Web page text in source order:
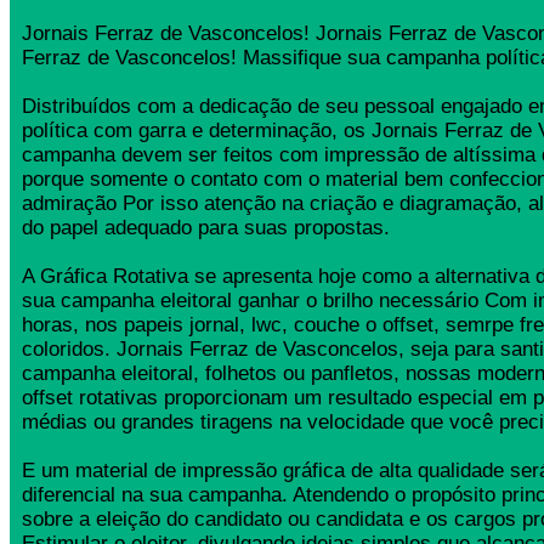
Jornais Ferraz de Vasconcelos! Jornais Ferraz de
Ferraz de Vasconcelos! Massifique sua campanha
Distribuídos com a dedicação de seu pessoal engajado
política com garra e determinação, os Jornais Ferraz de
campanha devem ser feitos com impressão de altíssima
porque somente o contato com o material bem
admiração Por isso atenção na criação e diagramação,
do papel adequado para suas propostas.
A Gráfica Rotativa se apresenta hoje como a alternativa
sua campanha eleitoral ganhar o brilho necessário Com
horas, nos papeis jornal, lwc, couche o offset, semrpe
coloridos. Jornais Ferraz de Vasconcelos, seja para
campanha eleitoral, folhetos ou panfletos, nossas
offset rotativas proporcionam um resultado especial em
médias ou grandes tiragens na velocidade que você
E um material de impressão gráfica de alta qualidade
diferencial na sua campanha. Atendendo o propósito
sobre a eleição do candidato ou candidata e os cargos